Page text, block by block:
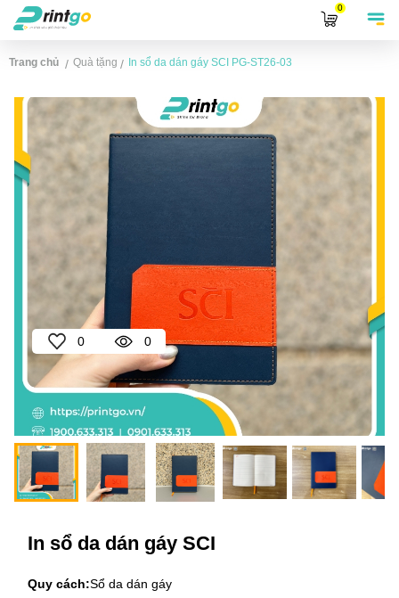
0
Trang chủ / Quà tặng / In sổ da dán gáy SCI PG-ST26-03
0 0
In sổ da dán gáy SCI
Quy cách:Sổ da dán gáy